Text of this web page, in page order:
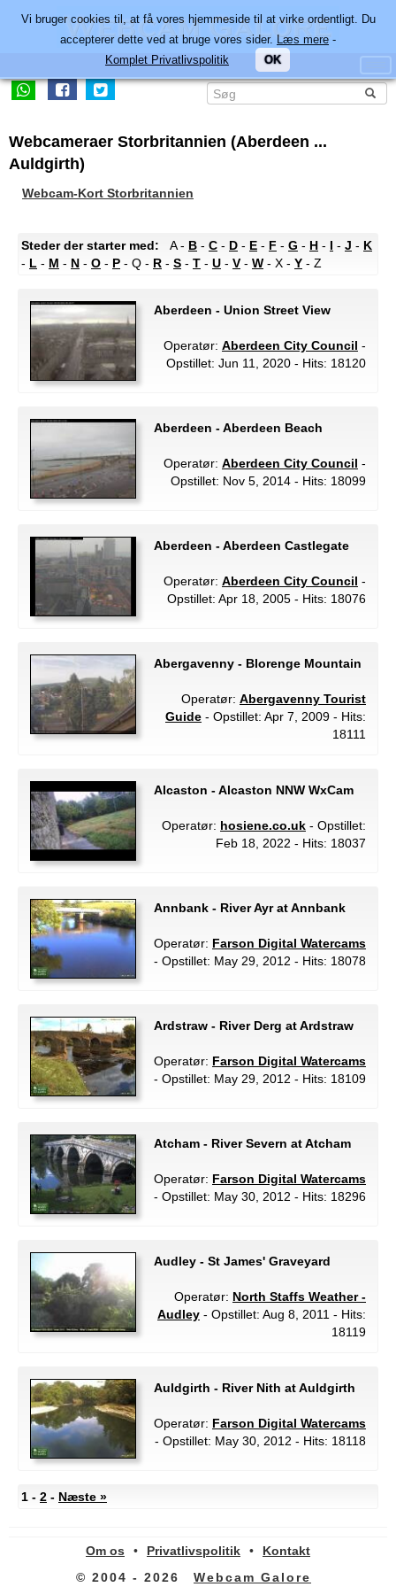
Webcameraer Storbritannien (Aberdeen ...
Auldgirth)
Webcam-Kort Storbritannien
Steder der starter med: A - B - C - D - E - F - G - H - I - J - K
- L - M - N - O - P - Q - R - S - T - U - V- W - X - Y - Z
Aberdeen - Union Street View
Operatør: Aberdeen City Council -
Opstillet: Jun 11, 2020 - Hits: 18120
Aberdeen - Aberdeen Beach
Operatør: Aberdeen City Council -
Opstillet: Nov 5, 2014 - Hits: 18099
Aberdeen - Aberdeen Castlegate
Operatør: Aberdeen City Council -
Opstillet: Apr 18, 2005 - Hits: 18076
Abergavenny - Blorenge Mountain
Operatør: Abergavenny Tourist
Guide - Opstillet: Apr 7, 2009 - Hits:
18111
Alcaston - Alcaston NNW WxCam
Operatør: hosiene.co.uk - Opstillet:
Feb 18, 2022 - Hits: 18037
Annbank - River Ayr at Annbank
Operatør: Farson Digital Watercams
- Opstillet: May 29, 2012 - Hits: 18078
Ardstraw - River Derg at Ardstraw
Operatør: Farson Digital Watercams
- Opstillet: May 29, 2012 - Hits: 18109
Atcham - River Severn at Atcham
Operatør: Farson Digital Watercams
- Opstillet: May 30, 2012 - Hits: 18296
Audley - St James' Graveyard
Operatør: North Staffs Weather -
Audley - Opstillet: Aug 8, 2011 - Hits:
18119
Auldgirth - River Nith at Auldgirth
Operatør: Farson Digital Watercams
- Opstillet: May 30, 2012 - Hits: 18118
1 - 2 - Næste »
Om os • Privatlivspolitik •
Kontakt
© 2004 - 2026
Webcam Galore
Vi bruger cookies til, at få vores hjemmeside til at virke ordentligt. Du
accepterer dette ved at bruge vores sider. Læs mere -
Komplet Privatlivspolitik
OK